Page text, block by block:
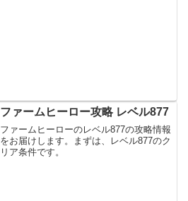
ファームヒーロー攻略 レベル877
ファームヒーローのレベル877の攻略情報
をお届けします。まずは、レベル877のク
リア条件です。